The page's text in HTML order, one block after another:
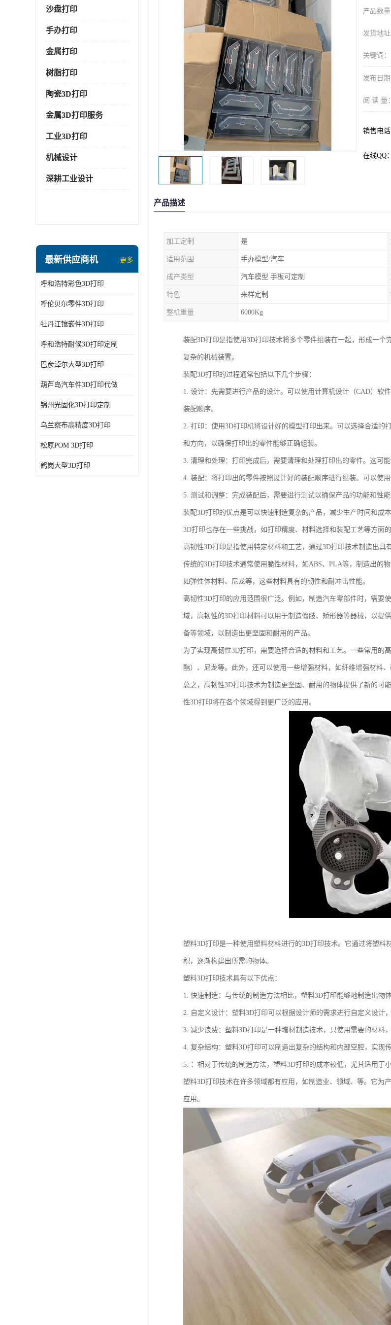
沙盘打印
手办打印
金属打印
树脂打印
陶瓷3D打印
金属3D打印服务
工业3D打印
机械设计
深耕工业设计
最新供应商机 更多
呼和浩特彩色3D打印
呼伦贝尔零件3D打印
牡丹江镶嵌件3D打印
呼和浩特耐候3D打印定制
巴彦淖尔大型3D打印
葫芦岛汽车件3D打印代做
锦州光固化3D打印定制
乌兰察布高精度3D打印
松原POM 3D打印
鹤岗大型3D打印
产品数量
发货地址
关键词：
发布日期
阅 读 量：
销售电话
在线QQ：
产品描述
加工定制 是
适用范围 手办模型/汽车
成产类型 汽车模型 手板可定制
特色 来样定制
整机重量 6000Kg
装配3D打印是指使用3D打印技术将多个零件组装在一起，形成一
复杂的机械装置。
装配3D打印的过程通常包括以下几个步骤：
1. 设计：先需要进行产品的设计。可以使用计算机设计（CAD）软
装配顺序。
2. 打印：使用3D打印机将设计好的模型打印出来。可以选择合适
和方向，以确保打印出的零件能够正确组装。
3. 清理和处理：打印完成后，需要清理和处理打印出的零件。这可
4. 装配：将打印出的零件按照设计好的装配顺序进行组装。可以使
5. 测试和调整：完成装配后，需要进行测试以确保产品的功能和性
装配3D打印的优点是可以快速制造复杂的产品，减少生产时间和成
3D打印也存在一些挑战，如打印精度、材料选择和装配工艺等方面的
高韧性3D打印是指使用特定材料和工艺，通过3D打印技术制造出具
传统的3D打印技术通常使用脆性材料，如ABS、PLA等，制造出的
如弹性体材料、尼龙等，这些材料具有的韧性和耐冲击性能。
高韧性3D打印的应用范围很广泛。例如，制造汽车零部件时，需要
域，高韧性的3D打印材料可以用于制造假肢、矫形器等器械，以提
备等领域，以制造出更坚固和耐用的产品。
为了实现高韧性3D打印，需要选择合适的材料和工艺。一些常用的
酯）、尼龙等。此外，还可以使用一些增强材料，如纤维增强材料
总之，高韧性3D打印技术为制造更坚固、耐用的物体提供了新的可
性3D打印将在各个领域得到更广泛的应用。
塑料3D打印是一种使用塑料材料进行的3D打印技术。它通过将塑
积，逐渐构建出所需的物体。
塑料3D打印技术具有以下优点：
1. 快速制造：与传统的制造方法相比，塑料3D打印能够地制造出物
2. 自定义设计：塑料3D打印可以根据设计师的需求进行自定义设计
3. 减少浪费：塑料3D打印是一种增材制造技术，只使用需要的材料
4. 复杂结构：塑料3D打印可以制造出复杂的结构和内部空腔，实现
5. ：相对于传统的制造方法，塑料3D打印的成本较低，尤其适用于
塑料3D打印技术在许多领域都有应用，如制造业、领域、等。它为
应用。